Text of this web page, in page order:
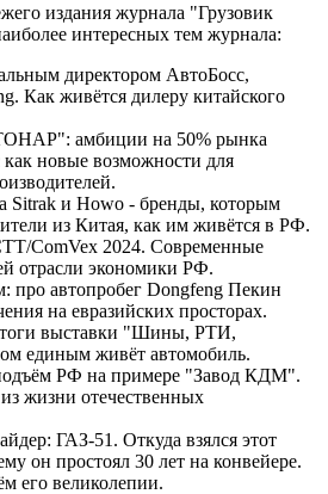
издания журнала "Грузовик
интересных тем журнала:
директором АвтоБосс,
Как живётся дилеру китайского
амбиции на 50% рынка
новые возможности для
Sitrak и Howo - бренды, которым
из Китая, как им живётся в РФ.
ComVex 2024. Современные
отрасли экономики РФ.
про автопробег Dongfeng Пекин
на евразийских просторах.
выставки "Шины, РТИ,
единым живёт автомобиль.
РФ на примере "Завод КДМ".
жизни отечественных
ГАЗ-51. Откуда взялся этот
он простоял 30 лет на конвейере.
его великолепии.